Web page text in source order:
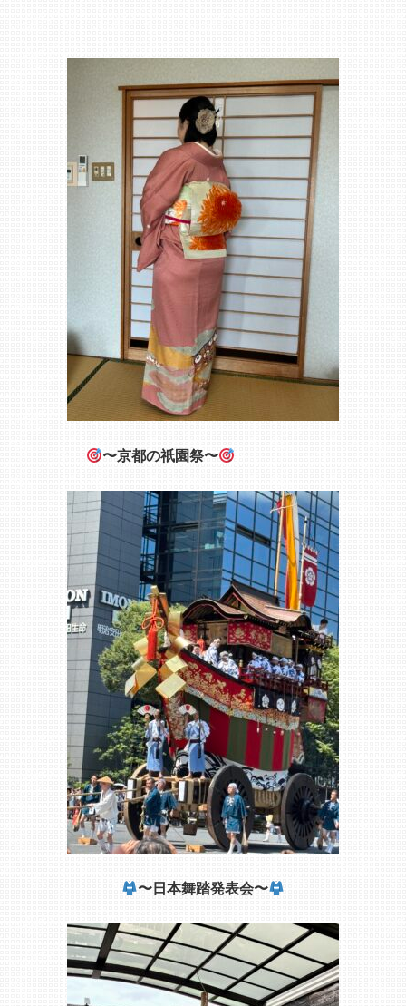
〜京都の祇園祭〜
〜日本舞踏発表会〜